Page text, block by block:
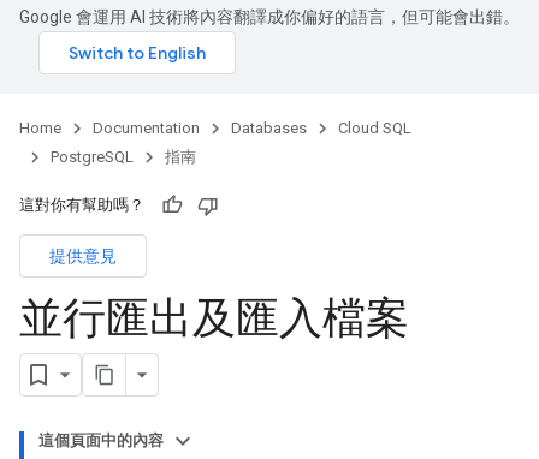
Google 會運用 AI 技術將內容翻譯成你偏好的語言，但可能會出錯。
Home Documentation Databases
Cloud SQL
PostgreSQL
指南
這對你有幫助嗎？
提供意見
並行匯出及匯入檔案
這個頁面中的內容